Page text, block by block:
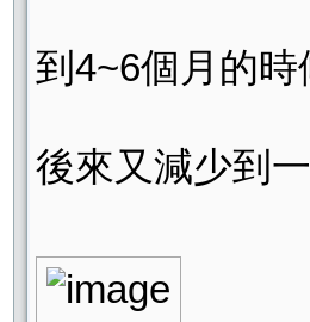
到4~6個月的
後來又減少到